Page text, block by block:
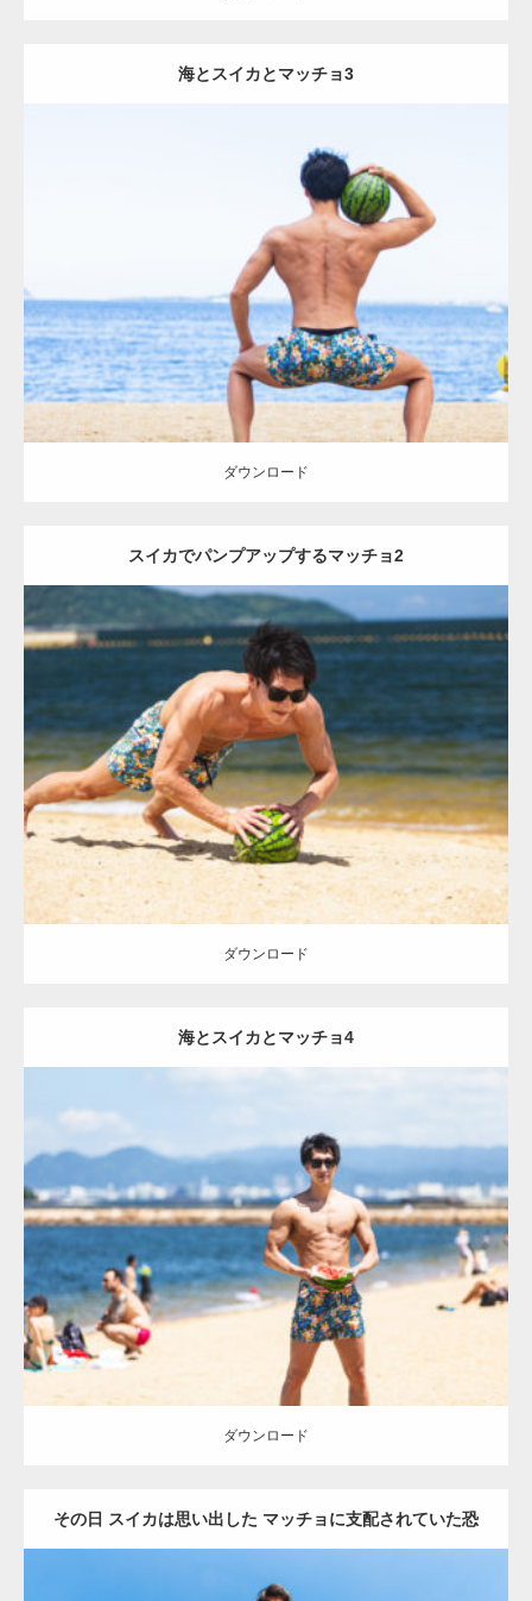
海とスイカとマッチョ3
2021.07.8
オレンジの人 AKIHITO(細マッチョ)
ダウンロード
ダウンロード
スイカでパンプアップするマッチョ2
Update:2021.07.6
Category: 海のマッチョ オレンジの人 AKIHITO(細マッチョ) 肩
上腕三頭筋
ダウンロード
ダウンロード
海とスイカとマッチョ4
2021.07.8
Category:海のマッチョ オレンジの人 AKIHITO(細マッチョ) 肩 腹筋
大胸筋
ダウンロード
ダウンロード
その日 スイカは思い出した マッチョに支配されていた恐
怖を1(縦写真)